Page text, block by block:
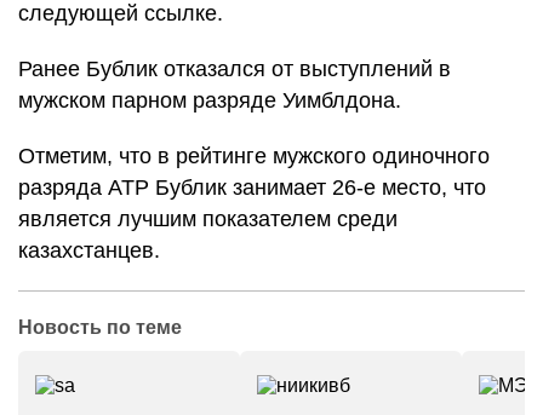
следующей ссылке.
Ранее Бублик отказался от выступлений в
мужском парном разряде Уимблдона.
Отметим, что в рейтинге мужского одиночного
разряда ATP Бублик занимает 26-е место, что
является лучшим показателем среди
казахстанцев.
Новость по теме